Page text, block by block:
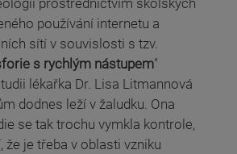
prostřednictvím školských
používání internetu a
sítí v souvislosti s tzv.
s rychlým nástupem"
lékařka Dr. Lisa Litmannová
dodnes leží v žaludku. Ona
se tak trochu vymkla kontrole,
že je třeba v oblasti vzniku